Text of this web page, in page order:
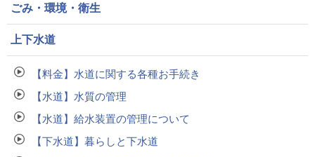
ごみ・環境・衛生
上下水道
【料金】水道に関する各種お手続き
【水道】水質の管理
【水道】給水装置の管理について
【下水道】暮らしと下水道